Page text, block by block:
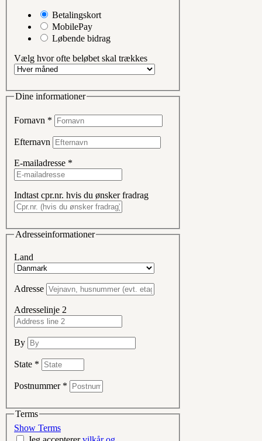
Betalingskort
MobilePay
Løbende bidrag
Vælg hvor ofte beløbet skal trækkes
Dine informationer
Fornavn *
Efternavn
E-mailadresse *
Indtast cpr.nr. hvis du ønsker fradrag
Adresseinformationer
Land
Adresse
Adresselinje 2
By
State *
Postnummer *
Terms
Show Terms